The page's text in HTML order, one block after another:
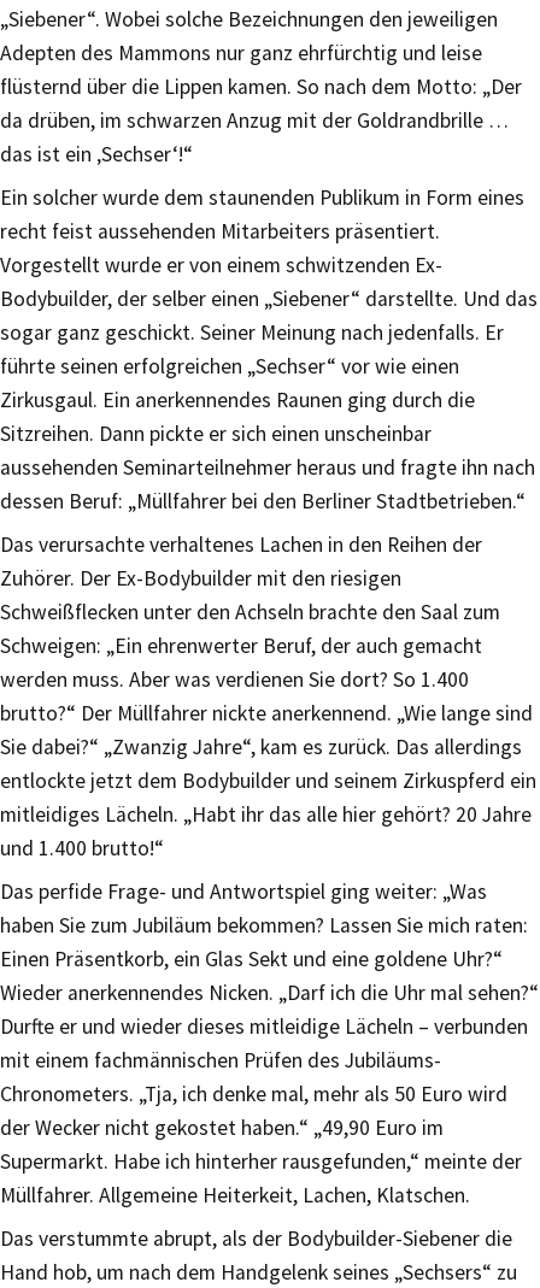
„Siebener“. Wobei solche Bezeichnungen den jeweiligen
Adepten des Mammons nur ganz ehrfürchtig und leise
flüsternd über die Lippen kamen. So nach dem Motto: „Der
da drüben, im schwarzen Anzug mit der Goldrandbrille …
das ist ein ‚Sechser‘!“
Ein solcher wurde dem staunenden Publikum in Form eines
recht feist aussehenden Mitarbeiters präsentiert.
Vorgestellt wurde er von einem schwitzenden Ex-
Bodybuilder, der selber einen „Siebener“ darstellte. Und das
sogar ganz geschickt. Seiner Meinung nach jedenfalls. Er
führte seinen erfolgreichen „Sechser“ vor wie einen
Zirkusgaul. Ein anerkennendes Raunen ging durch die
Sitzreihen. Dann pickte er sich einen unscheinbar
aussehenden Seminarteilnehmer heraus und fragte ihn nach
dessen Beruf: „Müllfahrer bei den Berliner Stadtbetrieben.“
Das verursachte verhaltenes Lachen in den Reihen der
Zuhörer. Der Ex-Bodybuilder mit den riesigen
Schweißflecken unter den Achseln brachte den Saal zum
Schweigen: „Ein ehrenwerter Beruf, der auch gemacht
werden muss. Aber was verdienen Sie dort? So 1.400
brutto?“ Der Müllfahrer nickte anerkennend. „Wie lange sind
Sie dabei?“ „Zwanzig Jahre“, kam es zurück. Das allerdings
entlockte jetzt dem Bodybuilder und seinem Zirkuspferd ein
mitleidiges Lächeln. „Habt ihr das alle hier gehört? 20 Jahre
und 1.400 brutto!“
Das perfide Frage- und Antwortspiel ging weiter: „Was
haben Sie zum Jubiläum bekommen? Lassen Sie mich raten:
Einen Präsentkorb, ein Glas Sekt und eine goldene Uhr?“
Wieder anerkennendes Nicken. „Darf ich die Uhr mal sehen?“
Durfte er und wieder dieses mitleidige Lächeln – verbunden
mit einem fachmännischen Prüfen des Jubiläums-
Chronometers. „Tja, ich denke mal, mehr als 50 Euro wird
der Wecker nicht gekostet haben.“ „49,90 Euro im
Supermarkt. Habe ich hinterher rausgefunden,“ meinte der
Müllfahrer. Allgemeine Heiterkeit, Lachen, Klatschen.
Das verstummte abrupt, als der Bodybuilder-Siebener die
Hand hob, um nach dem Handgelenk seines „Sechsers“ zu